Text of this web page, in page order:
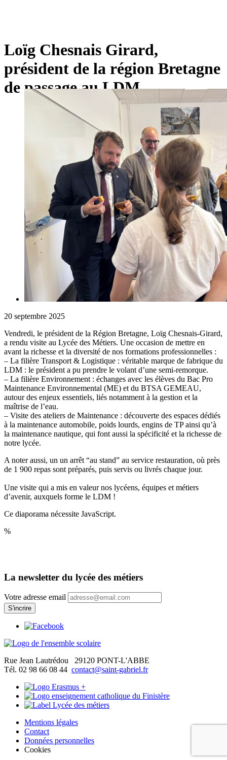
Loïg Chesnais Girard,
président de la région Bretagne
de passage au LDM
20 septembre 2025
Vendredi, le président de la Région Bretagne, Loïg Chesnais-Girard,
a rendu visite au Lycée des Métiers. Une occasion de mettre en
avant la richesse et la diversité de nos formations professionnelles :
– La filière Transport & Logistique : véritable marque de fabrique du
LDM : le président a pu prendre le volant d’une semi-remorque.
– La filière Environnement : échanges avec les élèves du Bac Pro
Maintenance Environnemental (ME) et du BTSA GEMEAU,
autour des enjeux essentiels, liés notamment à la gestion et la
maîtrise de l’eau.
– Visite des ateliers de Maintenance : découverte des espaces dédiés
à la maintenance automobile, poids lourds, engins de TP ainsi qu’à
la maintenance nautique, qui font aussi la spécificité et la richesse de
notre lycée.
A noter aussi, un un arrêt “au stand” au service restauration, où près
de 1 900 repas sont préparés, puis servis ou livrés chaque jour.
Une visite qui a mis en valeur nos lycéens, équipes et métiers
d’avenir, auxquels forme le LDM !
Ce diaporama nécessite JavaScript.
%
La newsletter du lycée des métiers
Votre adresse email
Rue Jean Lautrédou
29120 PONT-L'ABBE
Tél. 02 98 66 08 44 contact@saint-gabriel.fr
Mentions légales
Contact
Données personnelles
Cookies